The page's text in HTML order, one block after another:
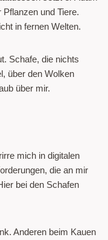
und Tiere.
in fernen Welten.
Schafe, die nichts
über den Wolken
über mir.
mich in digitalen
die an mir
bei den Schafen
Anderen beim Kauen